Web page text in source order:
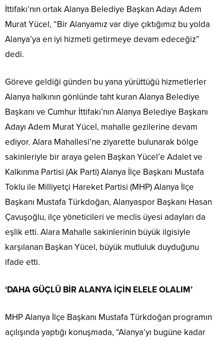
İttifakı’nın ortak Alanya Belediye Başkan Adayı Adem
Murat Yücel, “Bir Alanyamız var diye çıktığımız bu yolda
Alanya’ya en iyi hizmeti getirmeye devam edeceğiz”
dedi.
Göreve geldiği günden bu yana yürüttüğü hizmetlerler
Alanya halkının gönlünde taht kuran Alanya Belediye
Başkanı ve Cumhur İttifakı’nın Alanya Belediye Başkanı
Adayı Adem Murat Yücel, mahalle gezilerine devam
ediyor. Alara Mahallesi’ne ziyarette bulunarak bölge
sakinleriyle bir araya gelen Başkan Yücel’e Adalet ve
Kalkınma Partisi (Ak Parti) Alanya İlçe Başkanı Mustafa
Toklu ile Milliyetçi Hareket Partisi (MHP) Alanya İlçe
Başkanı Mustafa Türkdoğan, Alanyaspor Başkanı Hasan
Çavuşoğlu, ilçe yöneticileri ve meclis üyesi adayları da
eşlik etti. Alara Mahalle sakinlerinin büyük ilgisiyle
karşılanan Başkan Yücel, büyük mutluluk duyduğunu
ifade etti.
‘DAHA GÜÇLÜ BİR ALANYA İÇİN ELELE OLALIM’
MHP Alanya İlçe Başkanı Mustafa Türkdoğan programın
açılışında yaptığı konuşmada, “Alanya’yı bugüne kadar